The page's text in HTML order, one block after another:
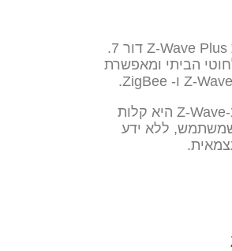
מערכת ניהול מרכזית HC בפרוטוקול תקשורת Z-Wave Plus דור 7.
הביתי ומאפשרת
היתרון של מרכזייה זו לעומת שאר המרכזיות ב-Z-Wave היא קלות
ללא ידע